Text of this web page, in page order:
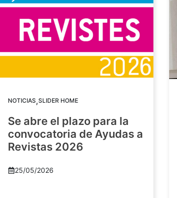
NOTICIAS,SLIDER HOME
Se abre el plazo para la
convocatoria de Ayudas a
Revistas 2026
25/05/2026